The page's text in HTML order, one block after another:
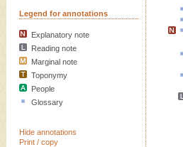
Legend for annotations
Explanatory note
Reading note
Marginal note
Toponymy
People
Glossary
Hide annotations
Print / copy